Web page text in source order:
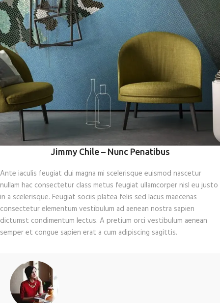
Jimmy Chile – Nunc Penatibus
Ante iaculis feugiat dui magna mi scelerisque euismod nascetur
nullam hac consectetur class metus feugiat ullamcorper nisl eu justo
in a scelerisque. Feugiat sociis platea felis sed lacus maecenas
consectetur elementum vestibulum ad aenean nostra sapien
dictumst condimentum lectus. A pretium orci vestibulum aenean
semper et congue sapien erat a cum adipiscing sagittis.